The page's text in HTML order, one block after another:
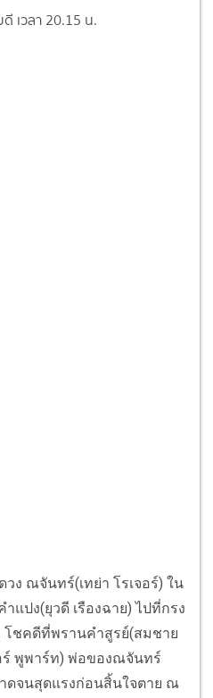
เวลา 20.15 น.
ณจันทร์(เทย่า โรเจอร์) ใน
แปง(ยุวดี เรืองฉาย) ไปที่กรง
โชคดีที่พรานคำสูรย์(สมชาย
ร์ พูพาร์ท) พ่อของณจันทร์
ดจนสุดแรงก่อนสิ้นใจตาย ณ